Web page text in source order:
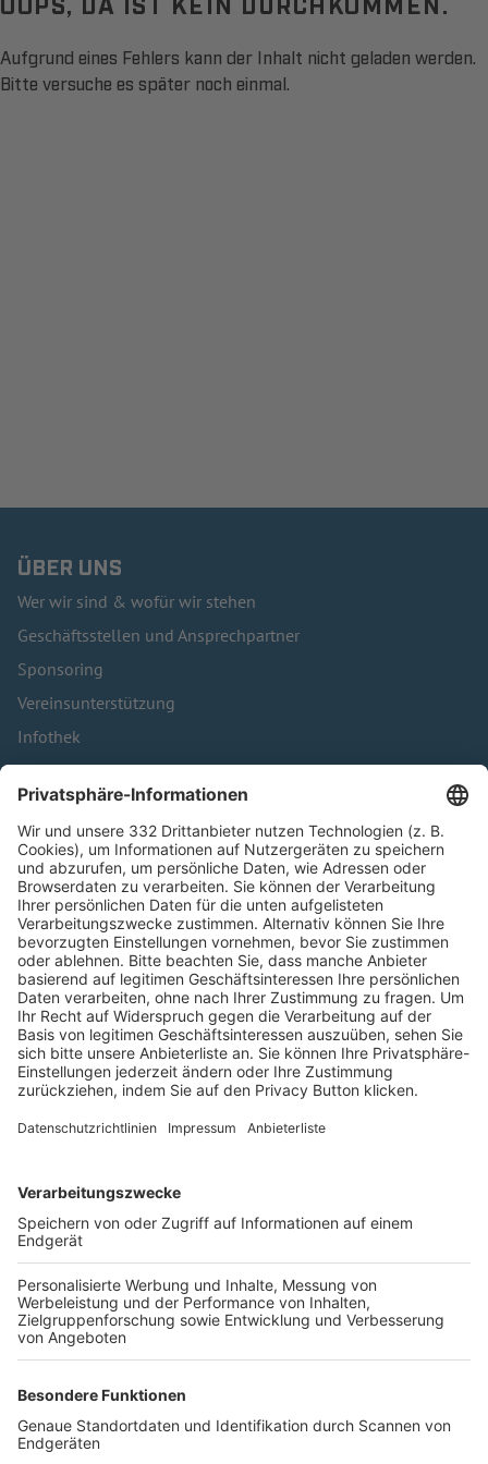
Aufgrund eines Fehlers kann der Inhalt nicht geladen werden.
Bitte versuche es später noch einmal.
ÜBER UNS
Wer wir sind & wofür wir stehen
Geschäftsstellen und Ansprechpartner
Sponsoring
Vereinsunterstützung
Infothek
Kontakt
HÄUFIG BESUCHTE SEITEN
Pässe und Vereinswechsel
Trainerausbildung
Schulungsangebot Vereinsmitarbeiter
BFV-Geschäftsstellen
Trainerbörse
Login SpielPlus
FOLGE DEM BFV
TOP-VEREINE
TOP-PARTNER